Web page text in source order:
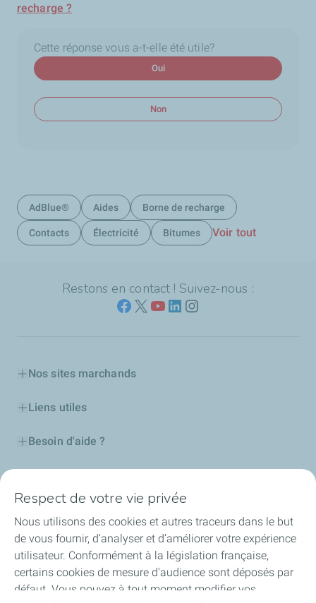
recharge ?
Cette réponse vous a-t-elle été utile?
Oui
Non
AdBlue® Aides Borne de recharge
Contacts Électricité Bitumes Voir tout
Restons en contact ! Suivez-nous :
Nos sites marchands
Liens utiles
Besoin d'aide ?
Certificats d'économies d'énergie
Nos partenaires
Collaborer avec TotalEnergies
Respect de votre vie privée
Nous utilisons des cookies et autres traceurs dans le but
de vous fournir, d’analyser et d’améliorer votre expérience
utilisateur. Conformément à la législation française,
certains cookies de mesure d'audience sont déposés par
défaut. Vous pouvez à tout moment modifier vos